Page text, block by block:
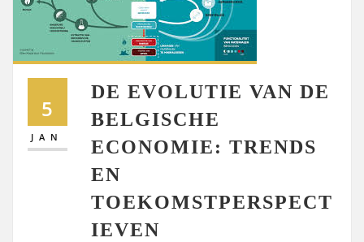
5
JAN
DE EVOLUTIE VAN DE
BELGISCHE
ECONOMIE: TRENDS
EN
TOEKOMSTPERSPECT
IEVEN